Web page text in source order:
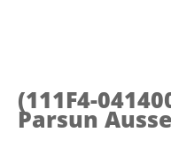
(111F4-
Parsun